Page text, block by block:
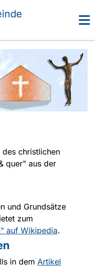
christlichen
quer" aus der
und Grundsätze
zum
auf Wikipedia.
in dem Artikel